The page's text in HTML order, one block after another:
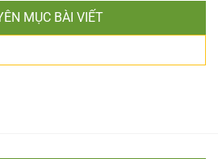
MỤC BÀI VIẾT